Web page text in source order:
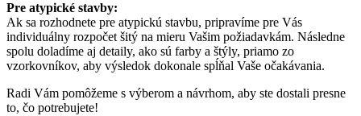
Pre atypické stavby:
Ak sa rozhodnete pre atypickú stavbu, pripravíme pre Vás
individuálny rozpočet šitý na mieru Vašim požiadavkám. Následne
spolu doladíme aj detaily, ako sú farby a štýly, priamo zo
vzorkovníkov, aby výsledok dokonale spĺňal Vaše očakávania.
Radi Vám pomôžeme s výberom a návrhom, aby ste dostali presne
to, čo potrebujete!